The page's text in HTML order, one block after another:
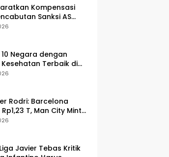
Kompensasi
Sanksi AS
Selat Hormuz
Negara dengan
Kesehatan Terbaik di
Rodri: Barcelona
T, Man City Minta
Javier Tebas Kritik